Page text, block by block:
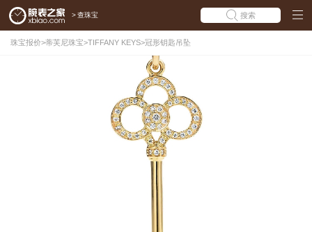
> 查珠宝 搜索
珠宝报价>蒂芙尼珠宝>TIFFANY KEYS>冠形钥匙吊坠